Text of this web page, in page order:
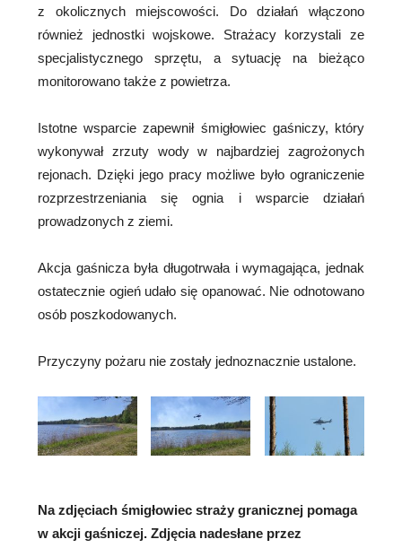
z okolicznych miejscowości. Do działań włączono
również jednostki wojskowe. Strażacy korzystali ze
specjalistycznego sprzętu, a sytuację na bieżąco
monitorowano także z powietrza.
Istotne wsparcie zapewnił śmigłowiec gaśniczy, który
wykonywał zrzuty wody w najbardziej zagrożonych
rejonach. Dzięki jego pracy możliwe było ograniczenie
rozprzestrzeniania się ognia i wsparcie działań
prowadzonych z ziemi.
Akcja gaśnicza była długotrwała i wymagająca, jednak
ostatecznie ogień udało się opanować. Nie odnotowano
osób poszkodowanych.
Przyczyny pożaru nie zostały jednoznacznie ustalone.
Na zdjęciach śmigłowiec straży granicznej pomaga
w akcji gaśniczej. Zdjęcia nadesłane przez